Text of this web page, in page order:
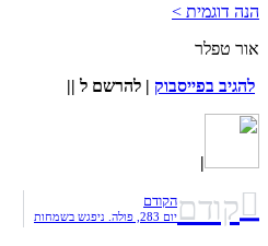
הנה דוגמית >
אור טפלר
להגיב בפייסבוק | להרשם ל ||
|
קודםהקודם
יום 283, פולה. ניפגש בשמחות